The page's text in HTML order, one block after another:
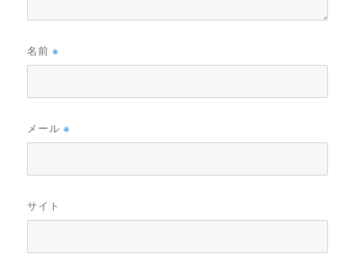
名前※
メール※
サイト